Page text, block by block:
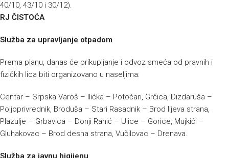
40/10, 43/10 i 30/12).
RJ ČISTOĆA
Služba za upravljanje otpadom
Prema planu, danas će prikupljanje i odvoz smeća od pravnih i
fizičkih lica biti organizovano u naseljima:
Centar – Srpska Varoš – Ilićka – Potočari, Grčica, Dizdaruša –
Poljoprivrednik, Broduša – Stari Rasadnik – Brod lijeva strana,
Plazulje – Grbavica – Donji Rahić – Ulice – Gorice, Mujkići –
Gluhakovac – Brod desna strana, Vučilovac – Drenava.
Služba za javnu higijenu